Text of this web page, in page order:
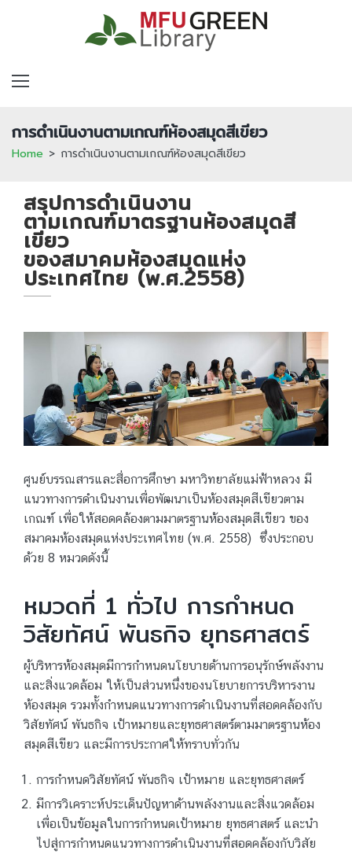
การดำเนินงานตามเกณฑ์ห้องสมุดสีเขียว
Home > การดำเนินงานตามเกณฑ์ห้องสมุดสีเขียว
การ
ดำเนิน
งาน
ตาม
เกณฑ์
ห้อง
สมุด
สี
เขียว
สรุปการดำเนินงาน
ตามเกณฑ์มาตรฐานห้องสมุดสี
เขียว
ของสมาคมห้องสมุดแห่ง
ประเทศไทย (พ.ศ.2558)
ศูนย์บรรณสารและสื่อการศึกษา มหาวิทยาลัยแม่ฟ้าหลวง มี
แนวทางการดำเนินงานเพื่อพัฒนาเป็นห้องสมุดสีเขียวตาม
เกณฑ์ เพื่อให้สอดคล้องตามมาตรฐานห้องสมุดสีเขียว ของ
สมาคมห้องสมุดแห่งประเทศไทย (พ.ศ. 2558) ซึ่งประกอบ
ด้วย 8 หมวดดังนี้
หมวดที่ 1 ทั่วไป การกำหนด
วิสัยทัศน์ พันธกิจ ยุทธศาสตร์
ผู้บริหารห้องสมุดมีการกำหนดนโยบายด้านการอนุรักษ์พลังงาน
และสิ่งแวดล้อม ให้เป็นส่วนหนึ่งของนโยบายการบริหารงาน
ห้องสมุด รวมทั้งกำหนดแนวทางการดำเนินงานที่สอดคล้องกับ
วิสัยทัศน์ พันธกิจ เป้าหมายและยุทธศาสตร์ตามมาตรฐานห้อง
สมุดสีเขียว และมีการประกาศให้ทราบทั่วกัน
การกำหนดวิสัยทัศน์ พันธกิจ เป้าหมาย และยุทธศาสตร์
มีการวิเคราะห์ประเด็นปัญหาด้านพลังงานและสิ่งแวดล้อม
เพื่อเป็นข้อมูลในการกำหนดเป้าหมาย ยุทธศาสตร์ และนำ
ไปสู่การกำหนดแนวทางการดำเนินงานที่สอดคล้องกับวิสัย